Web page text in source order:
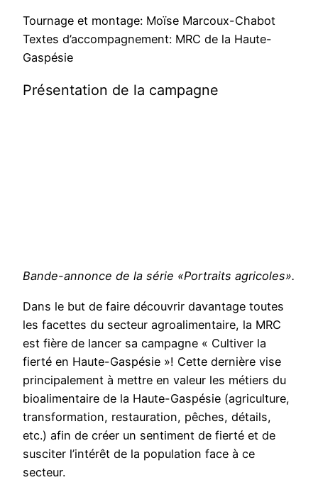
Tournage et montage: Moïse Marcoux-Chabot
Textes d’accompagnement: MRC de la Haute-
Gaspésie
Présentation de la campagne
Bande-annonce de la série «Portraits agricoles».
Dans le but de faire découvrir davantage toutes
les facettes du secteur agroalimentaire, la MRC
est fière de lancer sa campagne « Cultiver la
fierté en Haute-Gaspésie »! Cette dernière vise
principalement à mettre en valeur les métiers du
bioalimentaire de la Haute-Gaspésie (agriculture,
transformation, restauration, pêches, détails,
etc.) afin de créer un sentiment de fierté et de
susciter l’intérêt de la population face à ce
secteur.